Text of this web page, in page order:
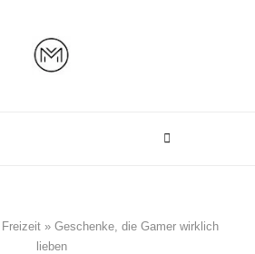
» Geschenke, die Gamer wirklich
lieben